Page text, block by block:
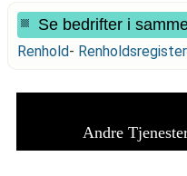
Se bedrifter i
Renhold-
Andre